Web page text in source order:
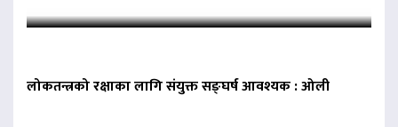
लोकतन्त्रको रक्षाका लागि संयुक्त सङ्घर्ष आवश्यक : ओली